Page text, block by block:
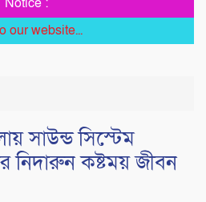
সাউন্ড সিস্টেম
নিদারুন কষ্টময় জীবন